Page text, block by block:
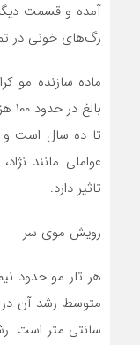
آمده و قسمت
رگ‌های خونی در
ماده سازنده مو
عواملی مانند
تاثیر دارد.
رویش موی سر
هر تار مو حدود
سانتی متر است.